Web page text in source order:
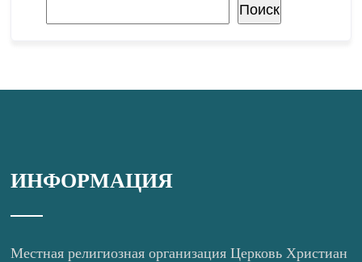
Поиск
ИНФОРМАЦИЯ
Местная религиозная организация Церковь Христиан